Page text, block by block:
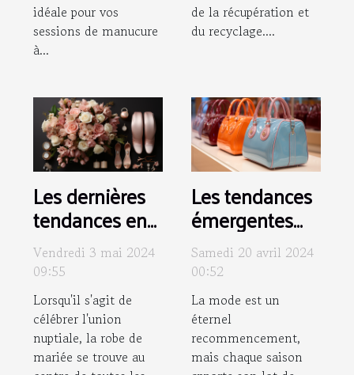
idéale pour vos
sessions de manucure
à...
de la récupération et
du recyclage....
Les dernières
tendances en
accessoires
pour compléter
votre robe de
mariée
Vendredi 3 mai 2024
09:55
Lorsqu'il s'agit de
célébrer l'union
nuptiale, la robe de
mariée se trouve au
Les tendances
émergentes
des sacs à
main pour la
saison
prochaine
Samedi 20 avril 2024
00:52
La mode est un
éternel
recommencement,
mais chaque saison